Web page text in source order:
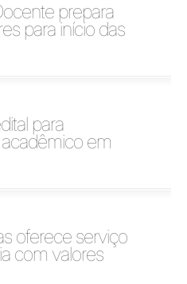
prepara
para início das
para
em
oferece serviço
com valores